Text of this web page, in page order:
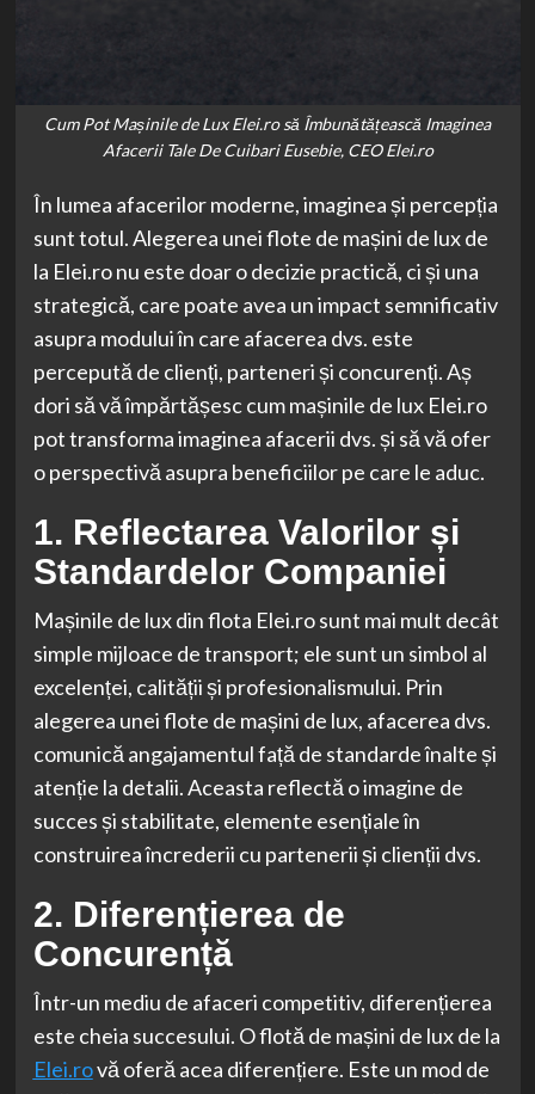
Cum Pot Mașinile de Lux Elei.ro să Îmbunătățească Imaginea
Afacerii Tale De Cuibari Eusebie, CEO Elei.ro
În lumea afacerilor moderne, imaginea și percepția
sunt totul. Alegerea unei flote de mașini de lux de
la Elei.ro nu este doar o decizie practică, ci și una
strategică, care poate avea un impact semnificativ
asupra modului în care afacerea dvs. este
percepută de clienți, parteneri și concurenți. Aș
dori să vă împărtășesc cum mașinile de lux Elei.ro
pot transforma imaginea afacerii dvs. și să vă ofer
o perspectivă asupra beneficiilor pe care le aduc.
1. Reflectarea Valorilor și
Standardelor Companiei
Mașinile de lux din flota Elei.ro sunt mai mult decât
simple mijloace de transport; ele sunt un simbol al
excelenței, calității și profesionalismului. Prin
alegerea unei flote de mașini de lux, afacerea dvs.
comunică angajamentul față de standarde înalte și
atenție la detalii. Aceasta reflectă o imagine de
succes și stabilitate, elemente esențiale în
construirea încrederii cu partenerii și clienții dvs.
2. Diferențierea de
Concurență
Într-un mediu de afaceri competitiv, diferențierea
este cheia succesului. O flotă de mașini de lux de la
Elei.rovă oferă acea diferențiere. Este un mod de